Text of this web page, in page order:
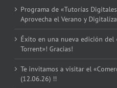
Programa de «Tutorías
Aprovecha el Verano y
Éxito en una nueva edición del
Torrent»! Gracias!
Te invitamos a visitar el
(12.06.26) !!